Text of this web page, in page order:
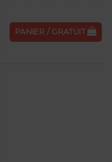
PANIER / GRATUIT